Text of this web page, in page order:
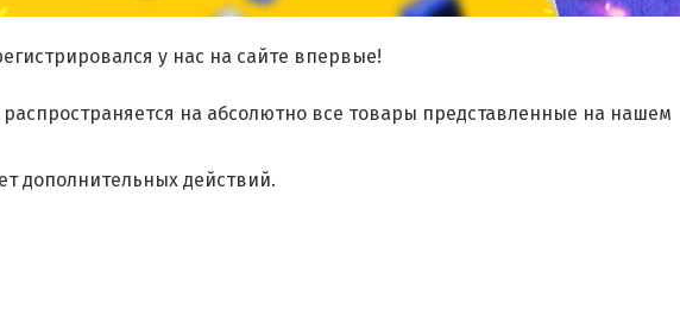
у нас на сайте впервые!
на абсолютно все товары представленные на нашем
дополнительных действий.